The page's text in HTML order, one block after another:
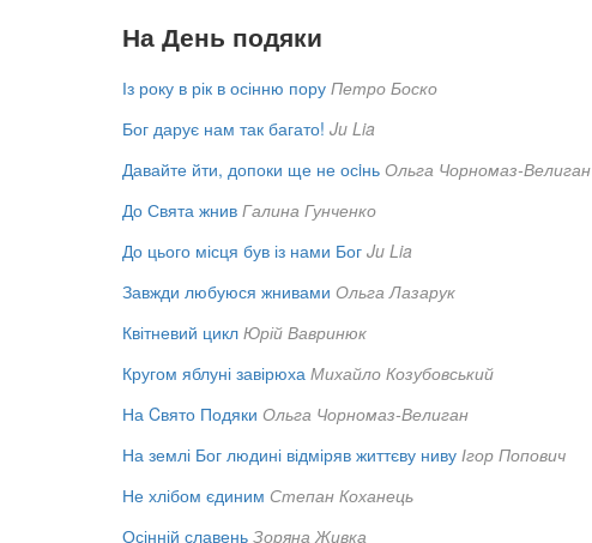
На День подяки
Із року в рік в осінню пору Петро Боско
Бог дарує нам так багато! Ju Lia
Давайте йти, допоки ще не осiнь Ольга Чорномаз-Велиган
До Свята жнив Галина Гунченко
До цього місця був із нами Бог Ju Lia
Завжди любуюся жнивами Ольга Лазарук
Квітневий цикл Юрій Вавринюк
Кругом яблуні завірюха Михайло Козубовський
На Cвято Подяки Ольга Чорномаз-Велиган
На землі Бог людині відміряв життєву ниву Ігор Попович
Не хлібом єдиним Степан Коханець
Осінній славень Зоряна Живка